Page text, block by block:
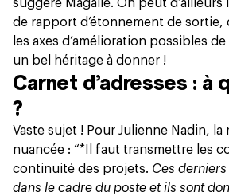
suggère Magalie. On peut
de rapport d’étonnement de sortie,
les axes d’amélioration possibles
un bel héritage à donner !
Carnet d’adresses : à
?
Vaste sujet ! Pour Julienne Nadin, la
nuancée : “*Il faut transmettre les
continuité des projets. Ces
dans le cadre du poste et ils sont